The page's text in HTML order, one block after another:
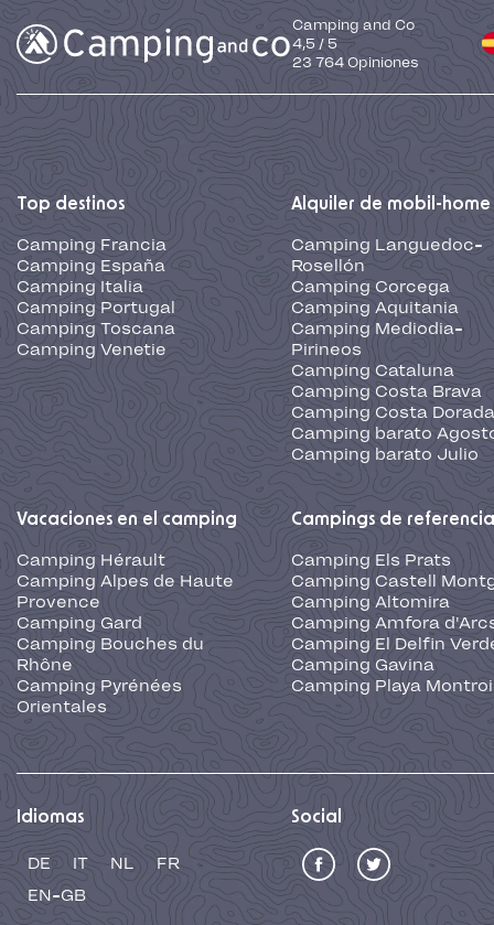
Camping and Co
4,5 / 5
23 764 Opiniones
Top destinos
Camping Francia
Camping España
Camping Italia
Camping Portugal
Camping Toscana
Camping Venetie
Alquiler de mobil-home
Camping Languedoc-
Rosellón
Camping Corcega
Camping Aquitania
Camping Mediodia-
Pirineos
Camping Cataluna
Camping Costa Brava
Camping Costa Dorada
Camping barato
Camping barato Julio
Vacaciones en el camping
Camping Hérault
Camping Alpes de Haute
Provence
Camping Gard
Camping Bouches du
Rhône
Camping Pyrénées
Orientales
Campings de referencia
Camping Els Prats
Camping Castell
Camping Altomira
Camping Amfora
Camping El Delfin
Camping Gavina
Camping Playa
Idiomas
DE IT NL
FR
EN-GB
Social